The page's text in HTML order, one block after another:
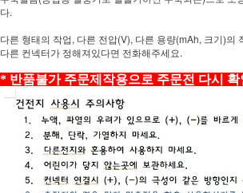
다.
다른 형태의 작업, 다른 전압(V), 다른 용량(mAh, 크기)의
다른 컨넥터가 정해져있다면 전화해주세요.
* 반품불가 주문제작용으로 주문전 다시